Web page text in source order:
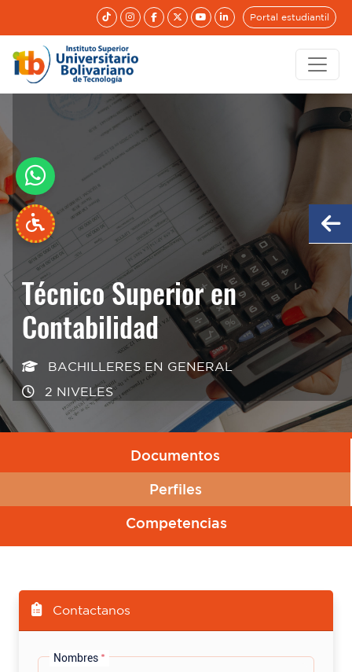
Portal estudiantil
Técnico Superior en
Contabilidad
BACHILLERES EN GENERAL
2 NIVELES
Técnico Superior en
Contabilidad
BACHILLERES EN GENERAL
2 NIVELES
Documentos
Perfiles
Competencias
Contactanos
Nombres *